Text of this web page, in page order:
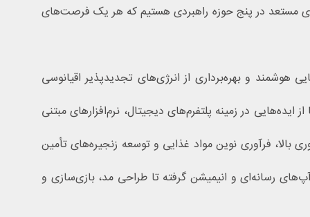
مستعد در پنج حوزه راهبردی هستیم که هر یک فرصت‌های
هوشمند و بهره‌برداری از انرژی‌های تجدیدپذیر اقیانوسی
در زمینه پلتفرم‌های دیجیتال، نرم‌افزارهای مبتنی
فرآوری نوین مواد غذایی و توسعه زنجیره‌های تأمین
رسانه‌ای و انیمیشن گرفته تا طراحی مد، بازی‌سازی و